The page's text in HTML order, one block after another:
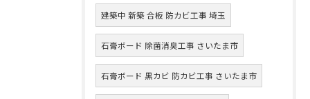
建築中 新築 合板 防カビ工事 埼玉
石膏ボード 除菌消臭工事 さいたま市
石膏ボード 黒カビ 防カビ工事 さいたま市